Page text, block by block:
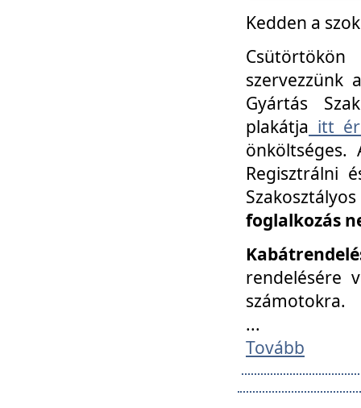
Kedden a
szervezzünk
Gyártás
plakátja itt
Regisztrálni
foglalkozás
rendelésére
számotokra.
...
Tovább